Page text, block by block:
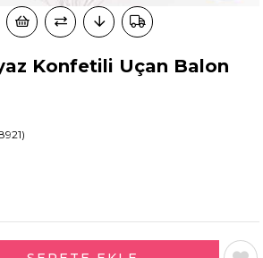
Konfetili Uçan Balon